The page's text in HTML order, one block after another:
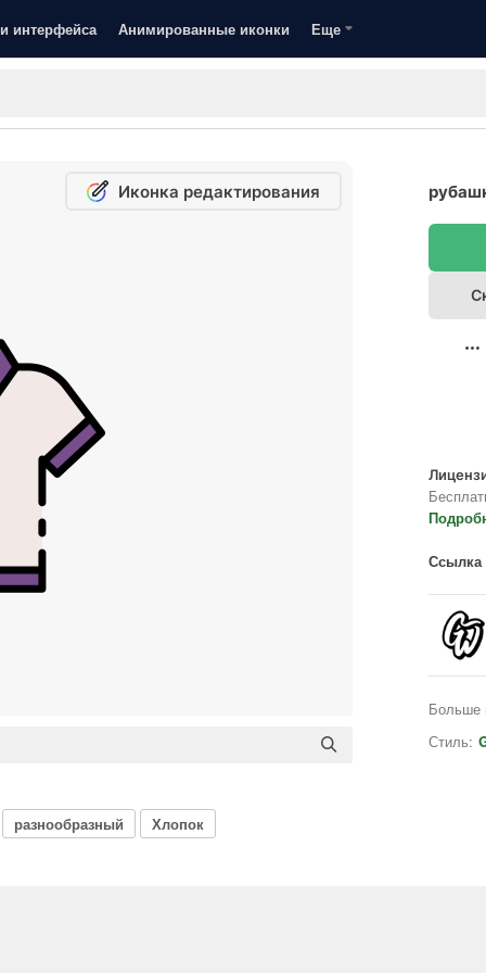
интерфейса Анимированные иконки Еще
Иконка редактирования
Ссылка
Больше
Стиль:
разнообразный Хлопок